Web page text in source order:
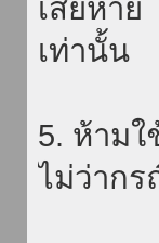
เสียหา
เท่านั้น
5. ห้าม
ไม่ว่ากร